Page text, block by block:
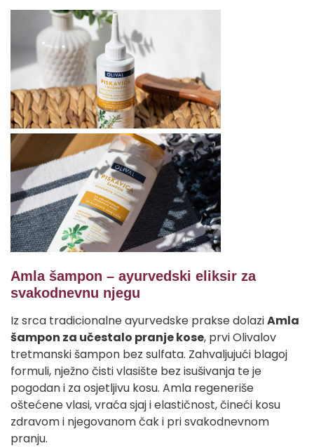
Amla šampon – ayurvedski eliksir za
svakodnevnu njegu
Iz srca tradicionalne ayurvedske prakse dolaziAmla
šampon za učestalo pranje kose, prvi Olivalov
tretmanski šampon bez sulfata. Zahvaljujući blagoj
formuli, nježno čisti vlasište bez isušivanja te je
pogodan i za osjetljivu kosu. Amla regeneriše
oštećene vlasi, vraća sjaj i elastičnost, čineći kosu
zdravom i njegovanom čak i pri svakodnevnom
pranju.